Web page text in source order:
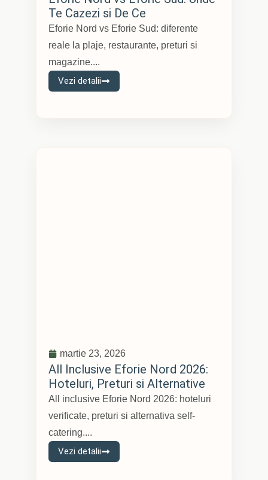
Te Cazezi si De Ce
Eforie Nord vs Eforie Sud: diferente
reale la plaje, restaurante, preturi si
magazine....
Vezi detalii
martie 23, 2026
All Inclusive Eforie Nord 2026:
Hoteluri, Preturi si Alternative
All inclusive Eforie Nord 2026: hoteluri
verificate, preturi si alternativa self-
catering....
Vezi detalii